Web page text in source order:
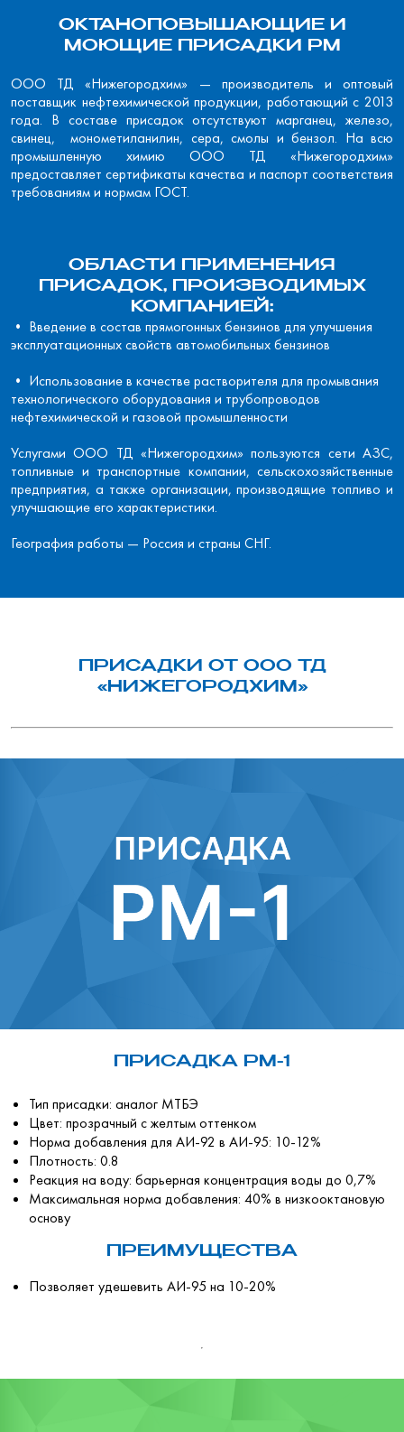
ОКТАНОПОВЫШАЮЩИЕ И
МОЮЩИЕ ПРИСАДКИ РМ
ООО ТД «Нижегородхим» — производитель и оптовый
поставщик нефтехимической продукции, работающий с 2013
года. В составе присадок отсутствуют марганец, железо,
свинец, монометиланилин, сера, смолы и бензол. На всю
промышленную химию ООО ТД «Нижегородхим»
предоставляет сертификаты качества и паспорт соответствия
требованиям и нормам ГОСТ.
ОБЛАСТИ ПРИМЕНЕНИЯ
ПРИСАДОК, ПРОИЗВОДИМЫХ
КОМПАНИЕЙ:
• Введение в состав прямогонных бензинов для улучшения
эксплуатационных свойств автомобильных бензинов
• Использование в качестве растворителя для промывания
технологического оборудования и трубопроводов
нефтехимической и газовой промышленности
Услугами ООО ТД «Нижегородхим» пользуются сети АЗС,
топливные и транспортные компании, сельскохозяйственные
предприятия, а также организации, производящие топливо и
улучшающие его характеристики.
География работы — Россия и страны СНГ.
ПРИСАДКИ ОТ ООО ТД
«НИЖЕГОРОДХИМ»
ПРИСАДКА РМ-1
Тип присадки: аналог МТБЭ
Цвет: прозрачный с желтым оттенком
Норма добавления для АИ-92 в АИ-95: 10-12%
Плотность: 0.8
Реакция на воду: барьерная концентрация воды до 0,7%
Максимальная норма добавления: 40% в низкооктановую
основу
ПРЕИМУЩЕСТВА
Позволяет удешевить АИ-95 на 10-20%